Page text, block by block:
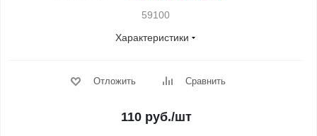
59100
Характеристики
Отложить Сравнить
110руб./шт